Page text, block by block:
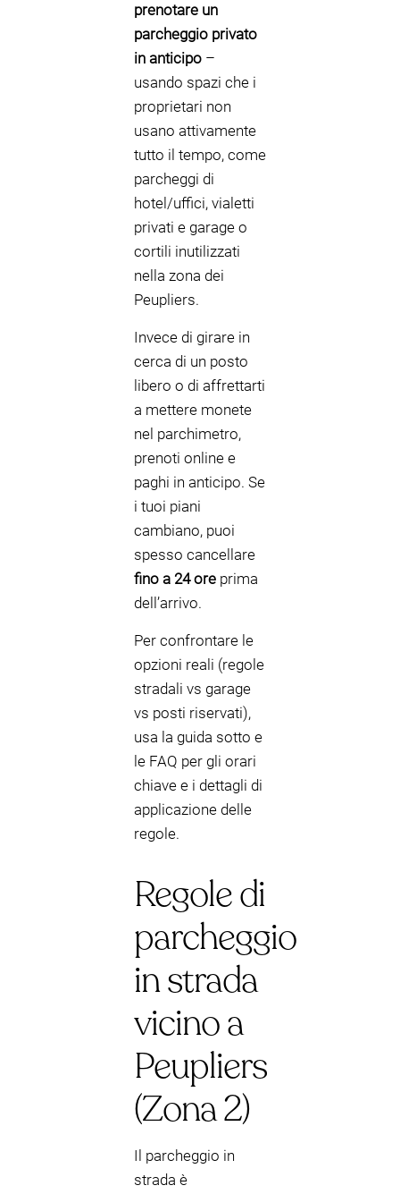
prenotare un
parcheggio privato
in anticipo –
usando spazi che i
proprietari non
usano attivamente
tutto il tempo, come
parcheggi di
hotel/uffici, vialetti
privati e garage o
cortili inutilizzati
nella zona dei
Peupliers.
Invece di girare in
cerca di un posto
libero o di affrettarti
a mettere monete
nel parchimetro,
prenoti online e
paghi in anticipo. Se
i tuoi piani
cambiano, puoi
spesso cancellare
fino a 24 ore prima
dell’arrivo.
Per confrontare le
opzioni reali (regole
stradali vs garage
vs posti riservati),
usa la guida sotto e
le FAQ per gli orari
chiave e i dettagli di
applicazione delle
regole.
Regole di
parcheggio
in strada
vicino a
Peupliers
(Zona 2)
Il parcheggio in
strada è